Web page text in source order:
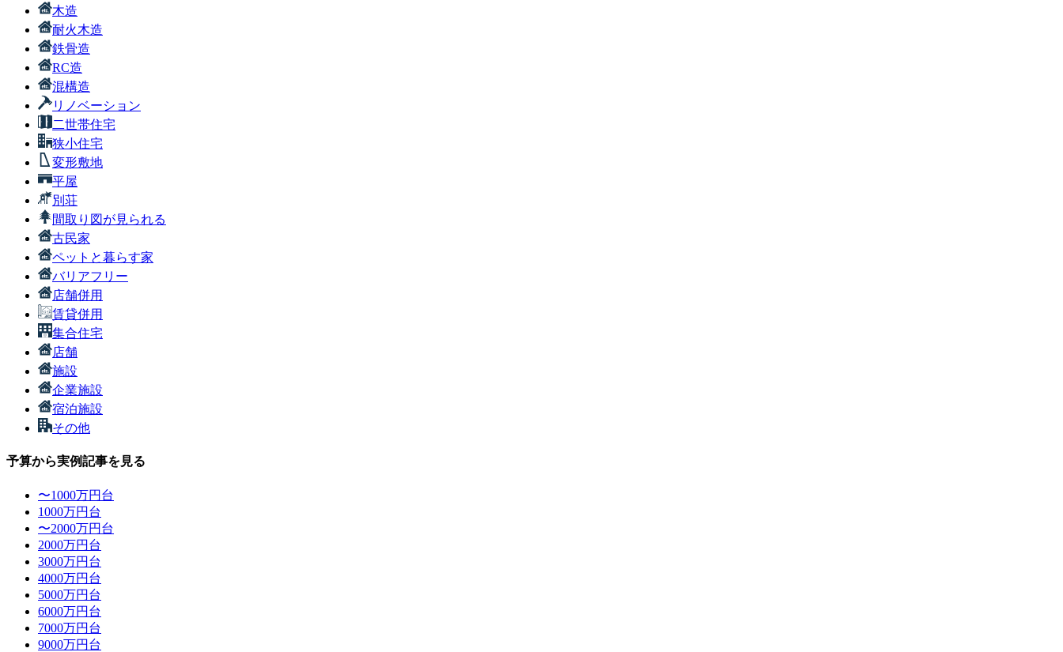
木造
耐火木造
鉄骨造
RC造
混構造
リノベーション
二世帯住宅
狭小住宅
変形敷地
平屋
別荘
間取り図が見られる
古民家
ペットと暮らす家
バリアフリー
店舗併用
賃貸併用
集合住宅
店舗
施設
企業施設
宿泊施設
その他
予算から実例記事を見る
〜1000万円台
1000万円台
〜2000万円台
2000万円台
3000万円台
4000万円台
5000万円台
6000万円台
7000万円台
9000万円台